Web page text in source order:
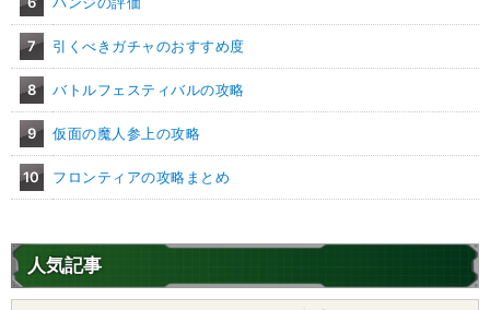
7 引くべきガチャのおすすめ度
8 バトルフェスティバルの攻略
9 仮面の魔人参上の攻略
10 フロンティアの攻略まとめ
人気記事